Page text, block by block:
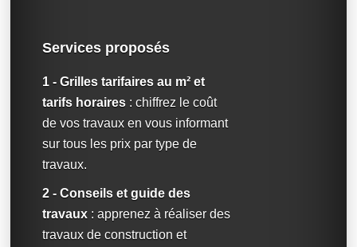
Services proposés
1 - Grilles tarifaires au m² et
tarifs horaires : chiffrez le coût
de vos travaux en vous informant
sur tous les prix par type de
travaux.
2 - Conseils et guide des
travaux : apprenez à réaliser des
travaux de construction et